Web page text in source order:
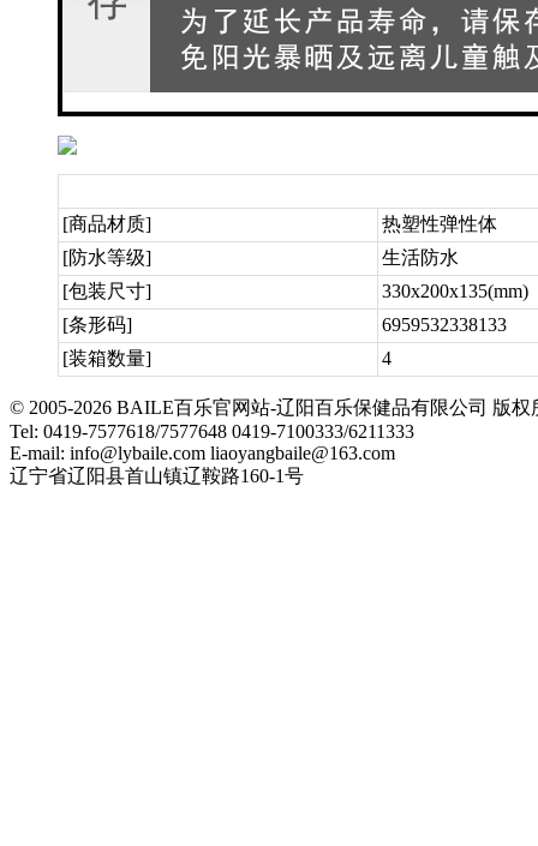
[商品材质]
热塑性弹性体
[防水等级]
生活防水
[包装尺寸]
330x200x135(mm)
[条形码]
6959532338133
[装箱数量]
4
© 2005-2026 BAILE百乐官网站-辽阳百乐保健品有限公司 版
Tel: 0419-7577618/7577648 0419-7100333/6211333
E-mail: info@lybaile.com liaoyangbaile@163.com
辽宁省辽阳县首山镇辽鞍路160-1号